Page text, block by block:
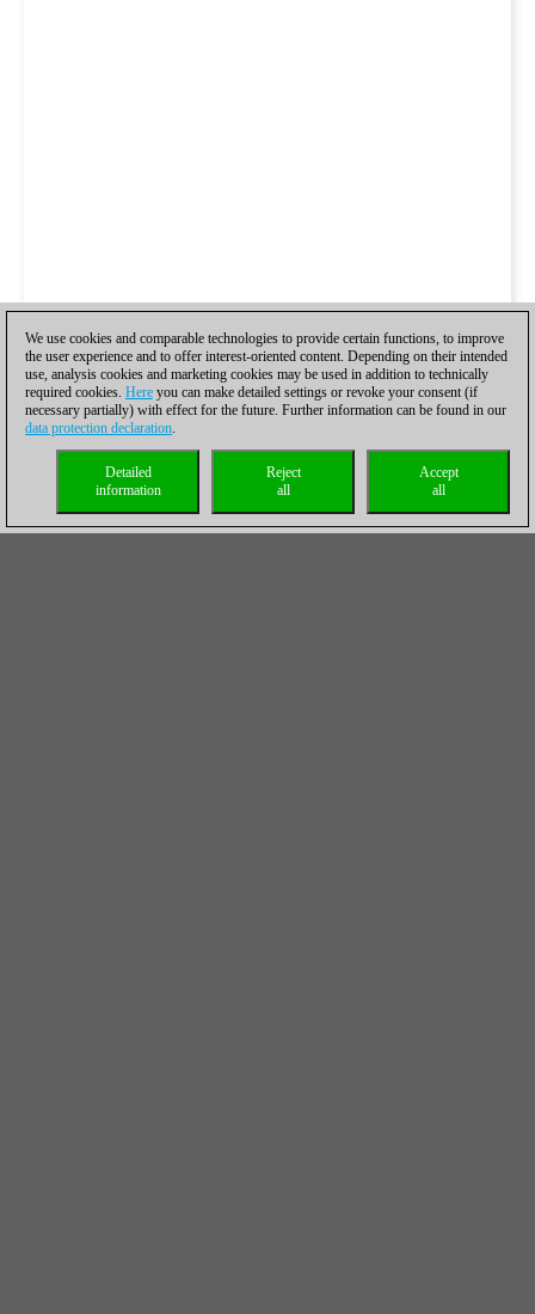
We use cookies and comparable technologies to provide certain functions, to improve
the user experience and to offer interest-oriented content. Depending on their intended
use, analysis cookies and marketing cookies may be used in addition to technically
required cookies. Here you can make detailed settings or revoke your consent (if
necessary partially) with effect for the future. Further information can be found in our
data protection declaration.
Accept
all
Reject
all
Detailed
information